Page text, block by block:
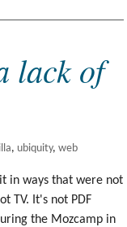
lack of
ubiquity web
in ways that were not
TV. It's not PDF
the Mozcamp in